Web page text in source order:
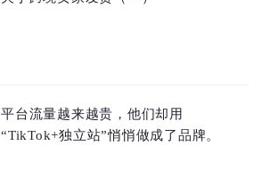
平台流量越来越贵，他们却用
“TikTok+独立站”悄悄做成了品牌。